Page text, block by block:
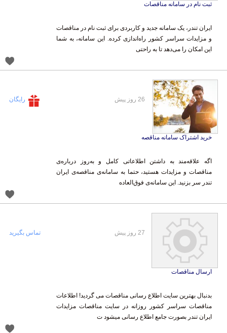
ثبت نام در سامانه مناقصات
ایران تندر، یک سامانه جدید و کاربردی برای ثبت نام در مناقصات
و مزایدات سراسر کشور راه‌اندازی کرده. این سامانه، به شما
این امکان را می‌دهد تا به راحتی
خرید اشتراک سامانه مناقصه
اگه علاقه‌مند به داشتن اطلاعاتی کامل و به‌روز درباره‌ی
مناقصات و مزایدات هستید، حتما به سامانه‌ی مناقصه‌ی ایران
تندر سر بزنید. این سامانه‌ی فوق‌العاده
26 روز پیش رایگان
ارسال مناقصات
بدنبال بهترین سایت اطلاع رسانی مناقصات می گردید! اطلاعات
مناقصات سراسر کشور روزانه در سایت مناقصات مزایدات
ایران تندر بصورت جامع اطلاع رسانی میشود ت
27 روز پیش تماس بگیرید